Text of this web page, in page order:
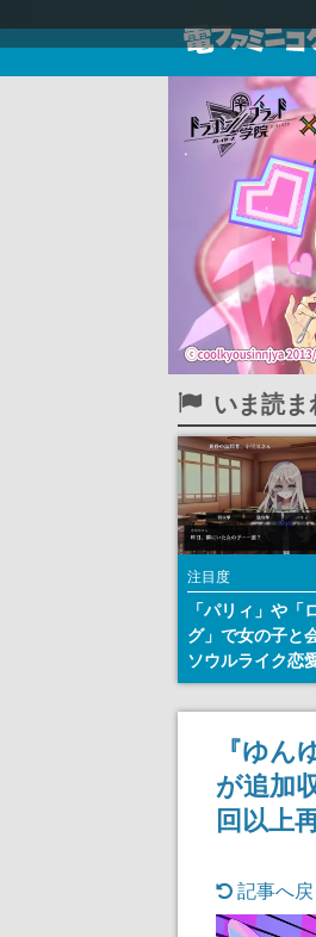
いま読
注目度
「パリィ」や「
グ」で女の子と
ソウルライク恋
『小早川さんは
イク』無料公開
失敗すると「YOU
DIED」『ゆ
が追加
回以上
記事へ